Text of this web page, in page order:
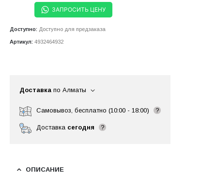
ЗАПРОСИТЬ ЦЕНУ
Доступно: Доступно для предзаказа
Артикул: 4932464932
Доставка по Алматы
Самовывоз, бесплатно (10:00 - 18:00) ?
Доставка сегодня ?
ОПИСАНИЕ